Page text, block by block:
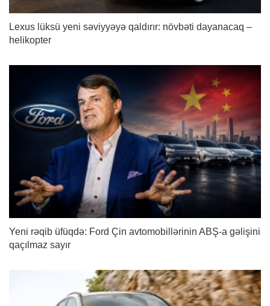
Lexus lüksü yeni səviyyəyə qaldırır: növbəti dayanacaq –
helikopter
Yeni rəqib üfüqdə: Ford Çin avtomobillərinin ABŞ-a gəlişini
qaçılmaz sayır